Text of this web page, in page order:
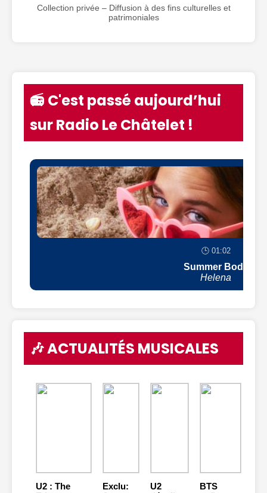
Collection privée – Diffusion à des fins culturelles et
patrimoniales
📻 C'est passé aujourd’hui
sur Radio Le Châtelet !
🕒 01:02
Summer Body
Helena
🎶 ACTUALITÉS MUSICALES
U2 : The
Exclu:
U2
BTS